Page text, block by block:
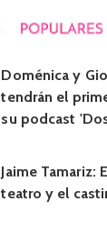
Doménica y
tendrán el
su podcast
Jaime Tamariz:
teatro y el